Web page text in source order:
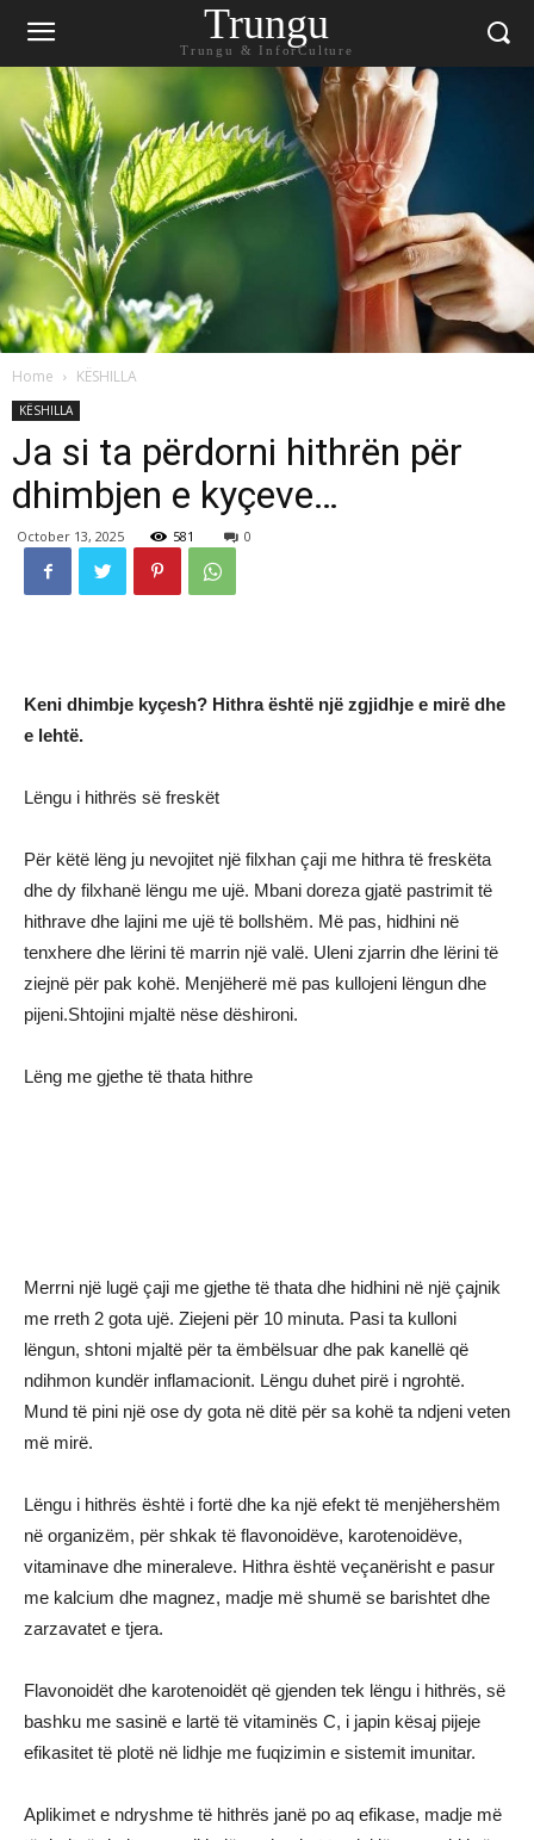
Trungu
Trungu & InforCulture
Home KËSHILLA
KËSHILLA
Ja si ta përdorni hithrën për
dhimbjen e kyçeve…
October 13, 2025 581 0
Keni dhimbje kyçesh? Hithra është një zgjidhje e mirë dhe
e lehtë.
Lëngu i hithrës së freskët
Për këtë lëng ju nevojitet një filxhan çaji me hithra të freskëta
dhe dy filxhanë lëngu me ujë. Mbani doreza gjatë pastrimit të
hithrave dhe lajini me ujë të bollshëm. Më pas, hidhini në
tenxhere dhe lërini të marrin një valë. Uleni zjarrin dhe lërini të
ziejnë për pak kohë. Menjëherë më pas kullojeni lëngun dhe
pijeni.Shtojini mjaltë nëse dëshironi.
Lëng me gjethe të thata hithre
Merrni një lugë çaji me gjethe të thata dhe hidhini në një çajnik
me rreth 2 gota ujë. Ziejeni për 10 minuta. Pasi ta kulloni
lëngun, shtoni mjaltë për ta ëmbëlsuar dhe pak kanellë që
ndihmon kundër inflamacionit. Lëngu duhet pirë i ngrohtë.
Mund të pini një ose dy gota në ditë për sa kohë ta ndjeni veten
më mirë.
Lëngu i hithrës është i fortë dhe ka një efekt të menjëhershëm
në organizëm, për shkak të flavonoidëve, karotenoidëve,
vitaminave dhe mineraleve. Hithra është veçanërisht e pasur
me kalcium dhe magnez, madje më shumë se barishtet dhe
zarzavatet e tjera.
Flavonoidët dhe karotenoidët që gjenden tek lëngu i hithrës, së
bashku me sasinë e lartë të vitaminës C, i japin kësaj pijeje
efikasitet të plotë në lidhje me fuqizimin e sistemit imunitar.
Aplikimet e ndryshme të hithrës janë po aq efikase, madje më